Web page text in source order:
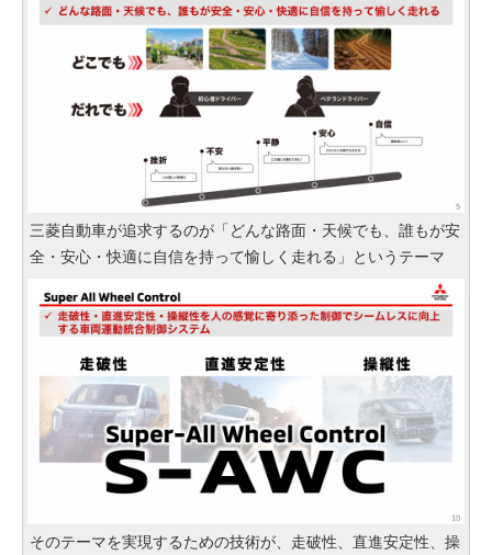
三菱自動車が追求するのが「どんな路面・天候でも、誰もが安
全・安心・快適に自信を持って愉しく走れる」というテーマ
そのテーマを実現するための技術が、走破性、直進安定性、操